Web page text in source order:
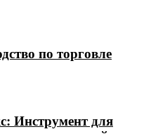
по торговле
Инструмент для